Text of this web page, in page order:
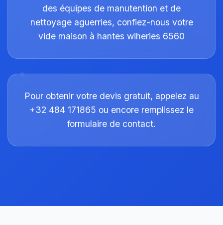
des équipes de manutention et de
nettoyage aguerries, confiez-nous votre
vide maison à hantes wiheries 6560
Pour obtenir votre devis gratuit, appelez au
+32 484 171865 ou encore remplissez le
formulaire de contact.